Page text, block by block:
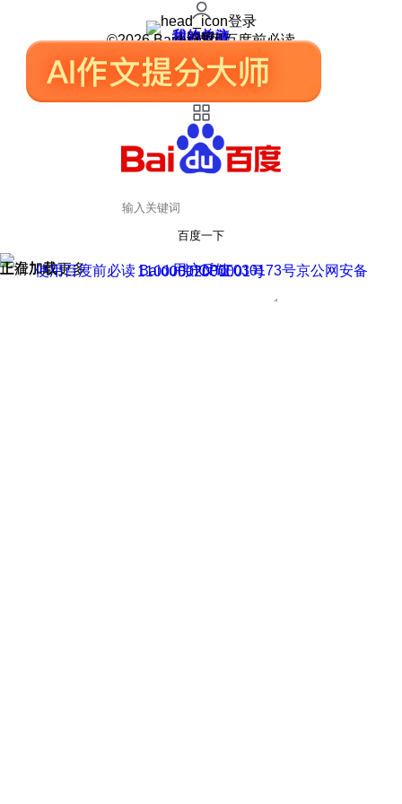
登录
我的关注
我的收藏
皮肤中心
用户反馈
设置
©2026 Baidu 使用百度前必读
百度一下
正在加载
上滑加载更多 用户反馈
使用百度前必读 Baidu 京ICP证030173号
京公网安备11000002000001号